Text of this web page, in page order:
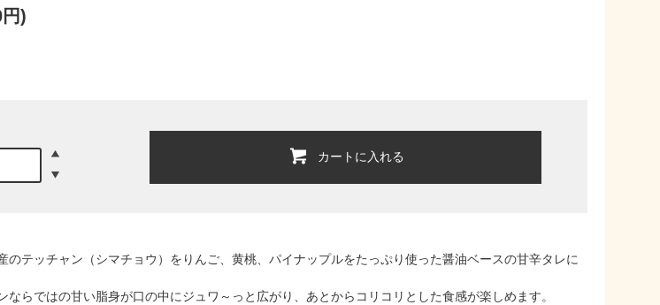
)
カートに入れる
のテッチャン（シマチョウ）をりんご、黄桃、パイナップルをたっぷり使った醤油ベースの甘辛タレに
ならではの甘い脂身が口の中にジュワ～っと広がり、あとからコリコリとした食感が楽しめます。